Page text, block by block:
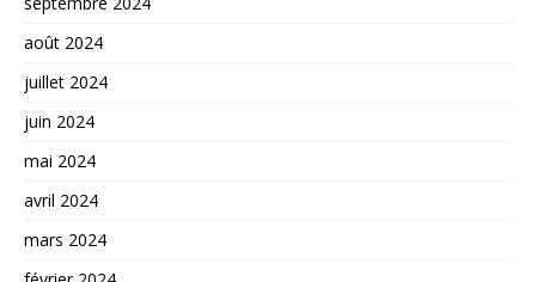
août 2024
juillet 2024
juin 2024
mai 2024
avril 2024
mars 2024